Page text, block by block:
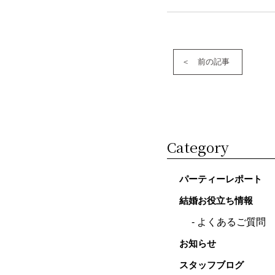
前の記事
Category
パーティーレポート
結婚お役立ち情報
よくあるご質問
お知らせ
スタッフブログ